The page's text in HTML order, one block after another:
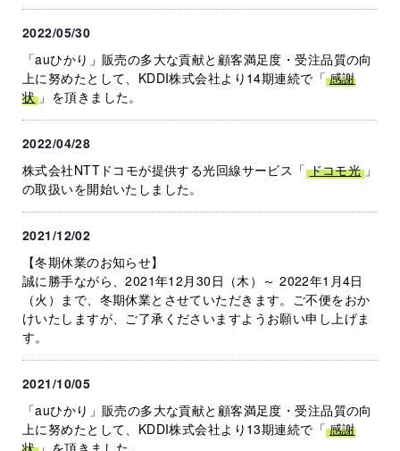
2022/05/30
「auひかり」販売の多大な貢献と顧客満足度・受注品質の向
上に努めたとして、KDDI株式会社より14期連続で「 感謝
状 」を頂きました。
2022/04/28
株式会社NTTドコモが提供する光回線サービス「 ドコモ光 」
の取扱いを開始いたしました。
2021/12/02
【冬期休業のお知らせ】
誠に勝手ながら、2021年12月30日（木）～ 2022年1月4日
（火）まで、冬期休業とさせていただきます。ご不便をおか
けいたしますが、ご了承くださいますようお願い申し上げま
す。
2021/10/05
「auひかり」販売の多大な貢献と顧客満足度・受注品質の向
上に努めたとして、KDDI株式会社より13期連続で「 感謝
状 」を頂きました。